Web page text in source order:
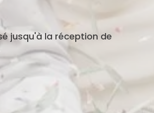
jusqu'à la réception de